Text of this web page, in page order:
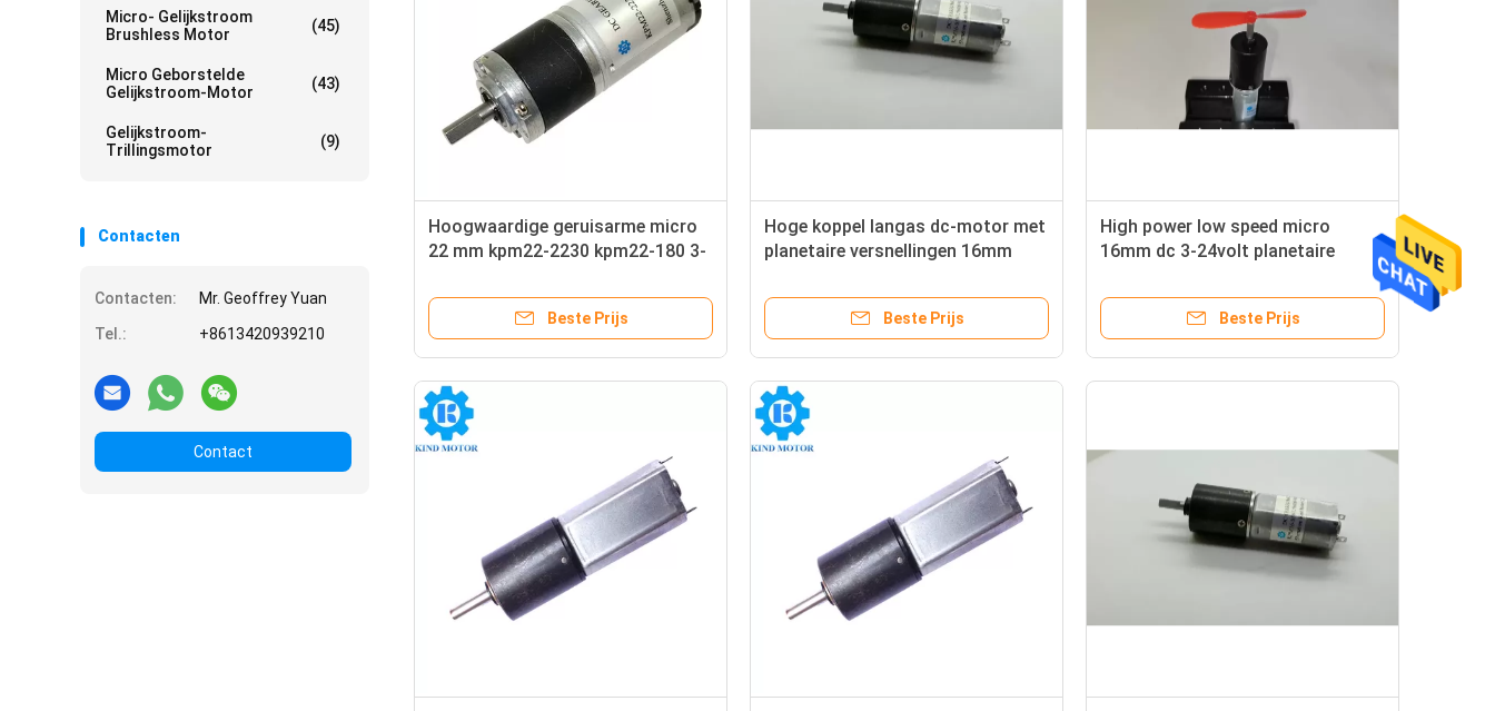
Micro- Gelijkstroom
Brushless Motor
(45)
Micro Geborstelde
Gelijkstroom-Motor
(43)
Gelijkstroom-
Trillingsmotor
(9)
Contacten
Contacten:
Mr. Geoffrey Yuan
Tel.:
+8613420939210
Contact
Hoogwaardige geruisarme micro
22 mm kpm22-2230 kpm22-180 3-
versnellingsbak reductiemotoren
Beste Prijs
Hoge koppel langas dc-motor met
planetaire versnellingen 16mm
100rpm 150rpm 200rpm 300rpm
Beste Prijs
High power low speed micro
16mm dc 3-24volt planetaire
versnellingsmotor met 3mm D-as
Beste Prijs